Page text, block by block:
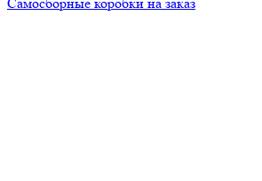
Самосборные коробки на заказ